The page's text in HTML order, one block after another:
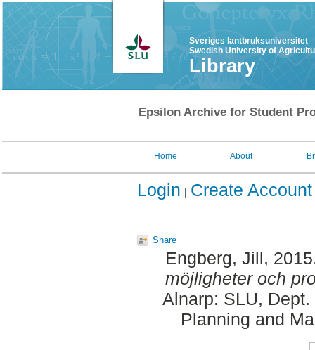
Sveriges lantbruksuniversitet
Swedish University of
Library
Epsilon Archive for Student
Home About
Login Create Account
Share
Engberg, Jill,
möjligheter och
Alnarp: SLU,
Planning and